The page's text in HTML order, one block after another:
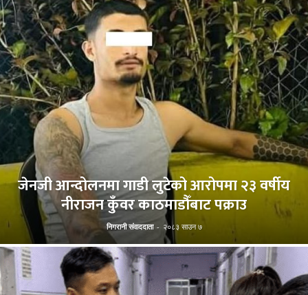
जेनजी आन्दोलनमा गाडी लुटेको आरोपमा २३ वर्षीय
नीराजन कुँवर काठमाडौँबाट पक्राउ
निगरानी संवाददाता - २०८३ साउन ७